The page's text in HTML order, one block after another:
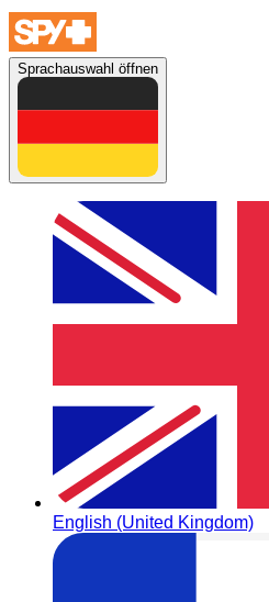
Sprachauswahl öffnen
English (United Kingdom)